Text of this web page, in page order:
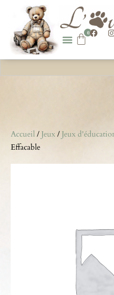
0
Accueil/ Jeux/ Jeux
Effacable